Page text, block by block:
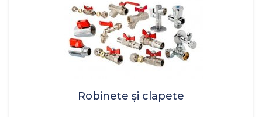
Robinete și clapete